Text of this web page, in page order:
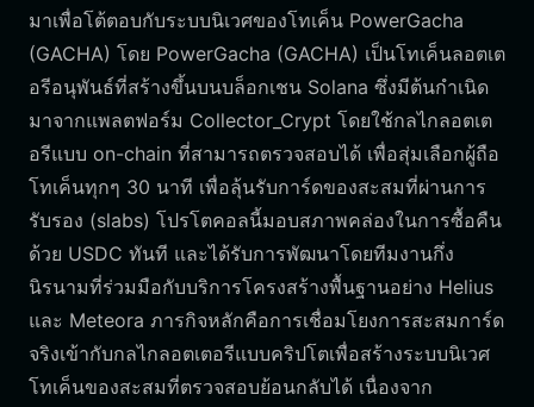
มาเพื่อโต้ตอบกับระบบนิเวศของโทเค็น PowerGacha
(GACHA) โดย PowerGacha (GACHA) เป็นโทเค็นลอตเต
อรีอนุพันธ์ที่สร้างขึ้นบนบล็อกเชน Solana ซึ่งมีต้นกำเนิด
มาจากแพลตฟอร์ม Collector_Crypt โดยใช้กลไกลอตเต
อรีแบบ on-chain ที่สามารถตรวจสอบได้ เพื่อสุ่มเลือกผู้ถือ
โทเค็นทุกๆ 30 นาที เพื่อลุ้นรับการ์ดของสะสมที่ผ่านการ
รับรอง (slabs) โปรโตคอลนี้มอบสภาพคล่องในการซื้อคืน
ด้วย USDC ทันที และได้รับการพัฒนาโดยทีมงานกึ่ง
นิรนามที่ร่วมมือกับบริการโครงสร้างพื้นฐานอย่าง Helius
และ Meteora ภารกิจหลักคือการเชื่อมโยงการสะสมการ์ด
จริงเข้ากับกลไกลอตเตอรีแบบคริปโตเพื่อสร้างระบบนิเวศ
โทเค็นของสะสมที่ตรวจสอบย้อนกลับได้ เนื่องจาก